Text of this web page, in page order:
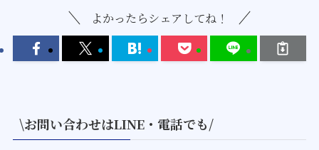
よかったらシェアしてね！
\お問い合わせはLINE・電話でも/